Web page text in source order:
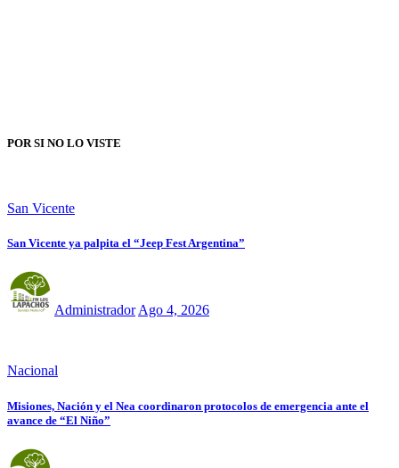
POR SI NO LO VISTE
San Vicente
San Vicente ya palpita el “Jeep Fest Argentina”
AdministradorAgo 4, 2026
Nacional
Misiones, Nación y el Nea coordinaron protocolos de emergencia ante el
avance de “El Niño”